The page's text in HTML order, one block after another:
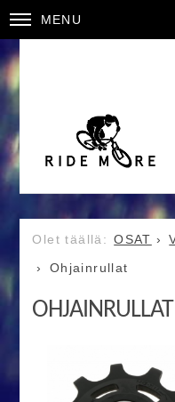
MENU
OSAT
Ohjainrullat
OHJAINRULLAT